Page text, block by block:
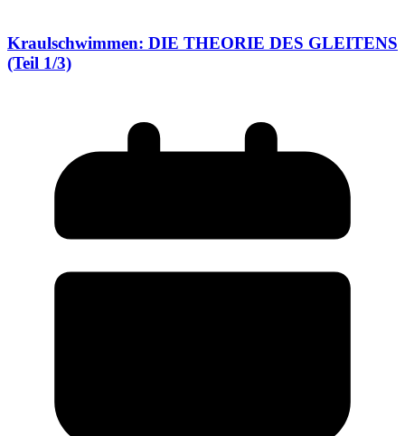
Kraulschwimmen: DIE THEORIE DES GLEITENS
(Teil 1/3)